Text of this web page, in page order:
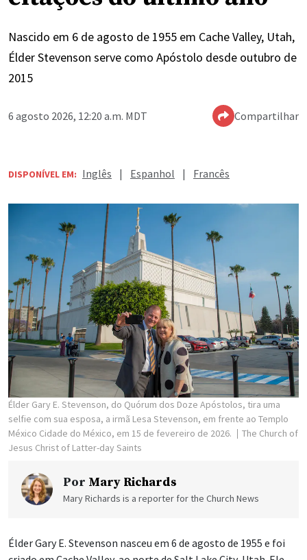
Nascido em 6 de agosto de 1955 em Cache Valley, Utah,
Élder Stevenson serve como Apóstolo desde outubro de
2015
6 agosto 2026, 12:20 a.m. MDT Compartilhar
DISPONÍVEL EM: Inglês | Espanhol | Francês
Élder Gary E. Stevenson, do Quórum dos Doze Apóstolos, tira uma
selfie com sua esposa, a irmã Lesa Stevenson, em frente ao Templo
México Cidade do México, em 15 de fevereiro de 2026.
The Church of
Jesus Christ of Latter-day Saints
Por Mary Richards
Mary Richards is a reporter for the Church News
Élder Gary E. Stevenson nasceu em 6 de agosto de 1955 e foi